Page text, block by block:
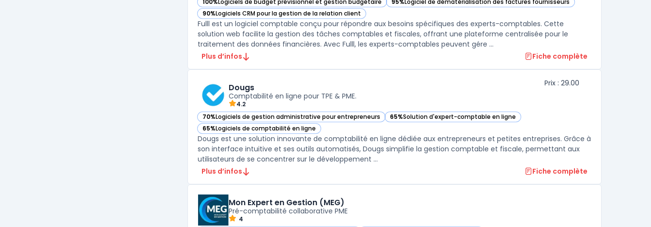
100%Logiciels de budget prévisionnel et gestion budgétaire
— voir Fulll dans cette catégorie 95%Logiciel de dématérialisation des factures fournisseurs
— voir Fulll dans cette catégorie
90%Logiciels CRM pour la gestion de la relation client
— voir Fulll dans cette catégorie
Fulll est un logiciel comptable conçu pour répondre aux besoins spécifiques des experts-comptables. Cette
solution web facilite la gestion des tâches comptables et fiscales, offrant une plateforme centralisée pour le
traitement des données financières. Avec Fulll, les experts-comptables peuvent gére ...
Plus d’infos
Fiche complète
Dougs
Comptabilité en ligne pour TPE & PME.
4.2
Prix : 29.00
70%Logiciels de gestion administrative pour entrepreneurs
— voir Dougs dans cette catégorie 65%Solution d'expert-comptable en ligne
— voir Dougs dans cette catégorie
65%Logiciels de comptabilité en ligne
— voir Dougs dans cette catégorie
Dougs est une solution innovante de comptabilité en ligne dédiée aux entrepreneurs et petites entreprises. Grâce à
son interface intuitive et ses outils automatisés, Dougs simplifie la gestion comptable et fiscale, permettant aux
utilisateurs de se concentrer sur le développement ...
Plus d’infos
Fiche complète
Mon Expert en Gestion (MEG)
Pré-comptabilité collaborative PME
4